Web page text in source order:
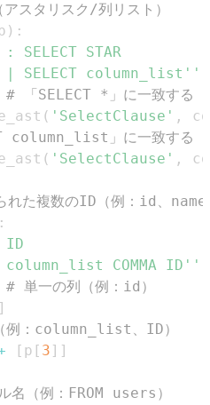
スタリスク/列リスト）
) :
SELECT column_list'''
# 「SELECT *」に一致する
( 'SelectClause' ,
column_list」に一致する
( 'SelectClause' ,
れた複数のID（例：id、
:
COMMA ID'''
# 単一の列（例：id）
]
例：column_list、ID）
[ p [ 3 ] ]
名（例：FROM users）